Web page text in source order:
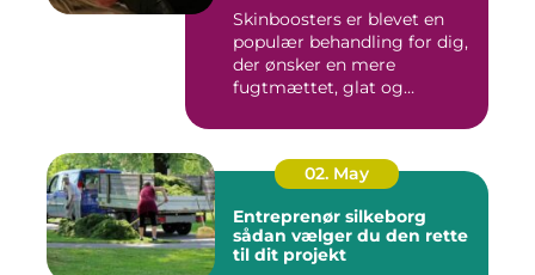
Skinboosters er blevet en
populær behandling for dig,
der ønsker en mere
fugtmættet, glat og
02. May
Entreprenør silkeborg
sådan vælger du den rette
til dit projekt